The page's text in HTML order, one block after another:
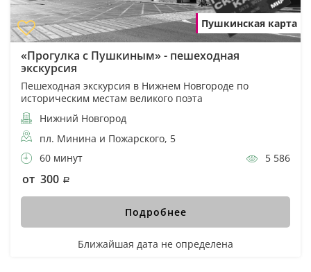
Пушкинская карта
«Прогулка с Пушкиным» - пешеходная
экскурсия
Пешеходная экскурсия в Нижнем Новгороде по
историческим местам великого поэта
Нижний Новгород
пл. Минина и Пожарского, 5
60 минут
5 586
от 300
Подробнее
Ближайшая дата не определена